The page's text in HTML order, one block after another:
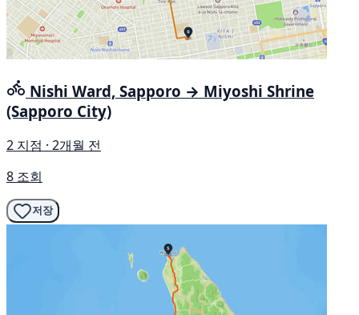
Nishi Ward, Sapporo → Miyoshi Shrine
(Sapporo City)
2 지점 · 2개월 전
8 조회
저장